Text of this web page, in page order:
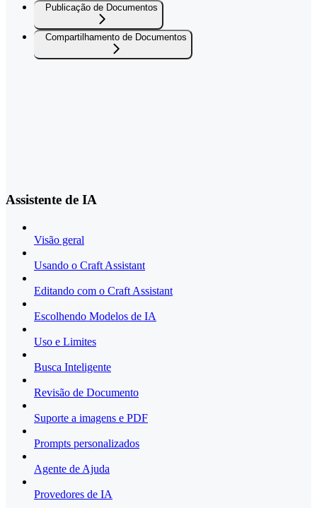
Publicação de Documentos
Compartilhamento de Documentos
Assistente de IA
Visão geral
Usando o Craft Assistant
Editando com o Craft Assistant
Escolhendo Modelos de IA
Uso e Limites
Busca Inteligente
Revisão de Documento
Suporte a imagens e PDF
Prompts personalizados
Agente de Ajuda
Provedores de IA